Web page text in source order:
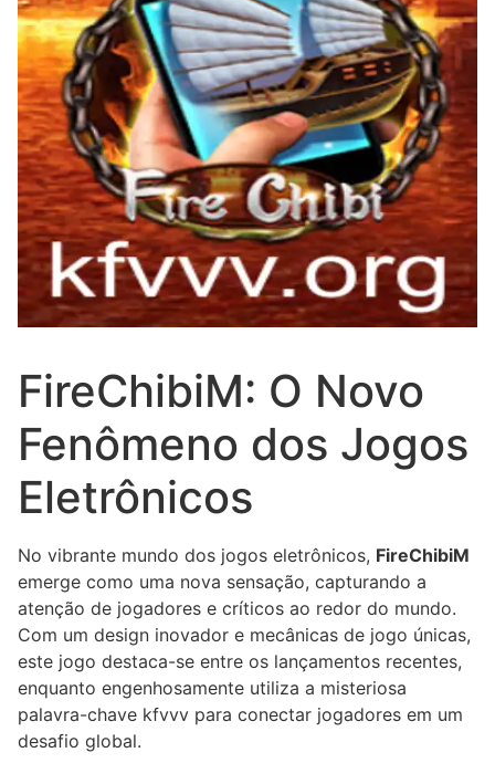
FireChibiM: O Novo
Fenômeno dos Jogos
Eletrônicos
No vibrante mundo dos jogos eletrônicos, FireChibiM
emerge como uma nova sensação, capturando a
atenção de jogadores e críticos ao redor do mundo.
Com um design inovador e mecânicas de jogo únicas,
este jogo destaca-se entre os lançamentos recentes,
enquanto engenhosamente utiliza a misteriosa
palavra-chave kfvvv para conectar jogadores em um
desafio global.